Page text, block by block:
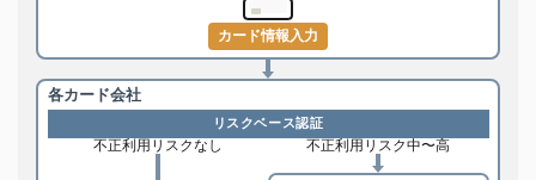
カード情報入力
各カード会社
リスクベース認証
不正利用リスクなし 不正利用リスク中〜高